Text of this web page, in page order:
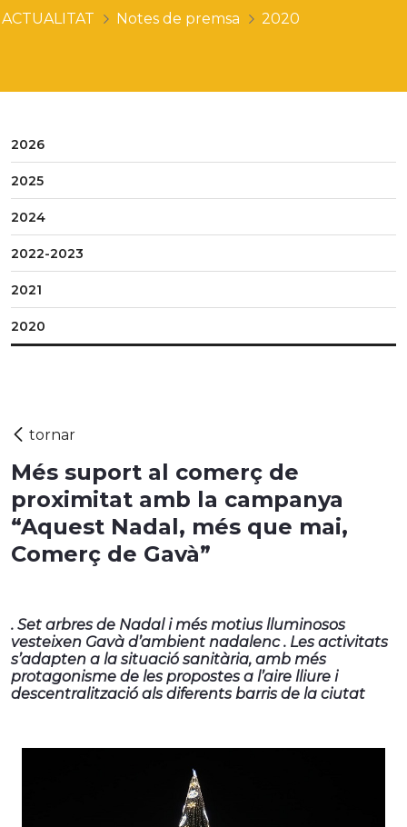
ACTUALITAT Notes de premsa 2020
2026
2025
2024
2022-2023
2021
2020
Més suport al comerç de
proximitat amb la campanya
“Aquest Nadal, més que mai,
Comerç de Gavà”
. Set arbres de Nadal i més motius lluminosos
vesteixen Gavà d’ambient nadalenc . Les activitats
s’adapten a la situació sanitària, amb més
protagonisme de les propostes a l’aire lliure i
descentralització als diferents barris de la ciutat